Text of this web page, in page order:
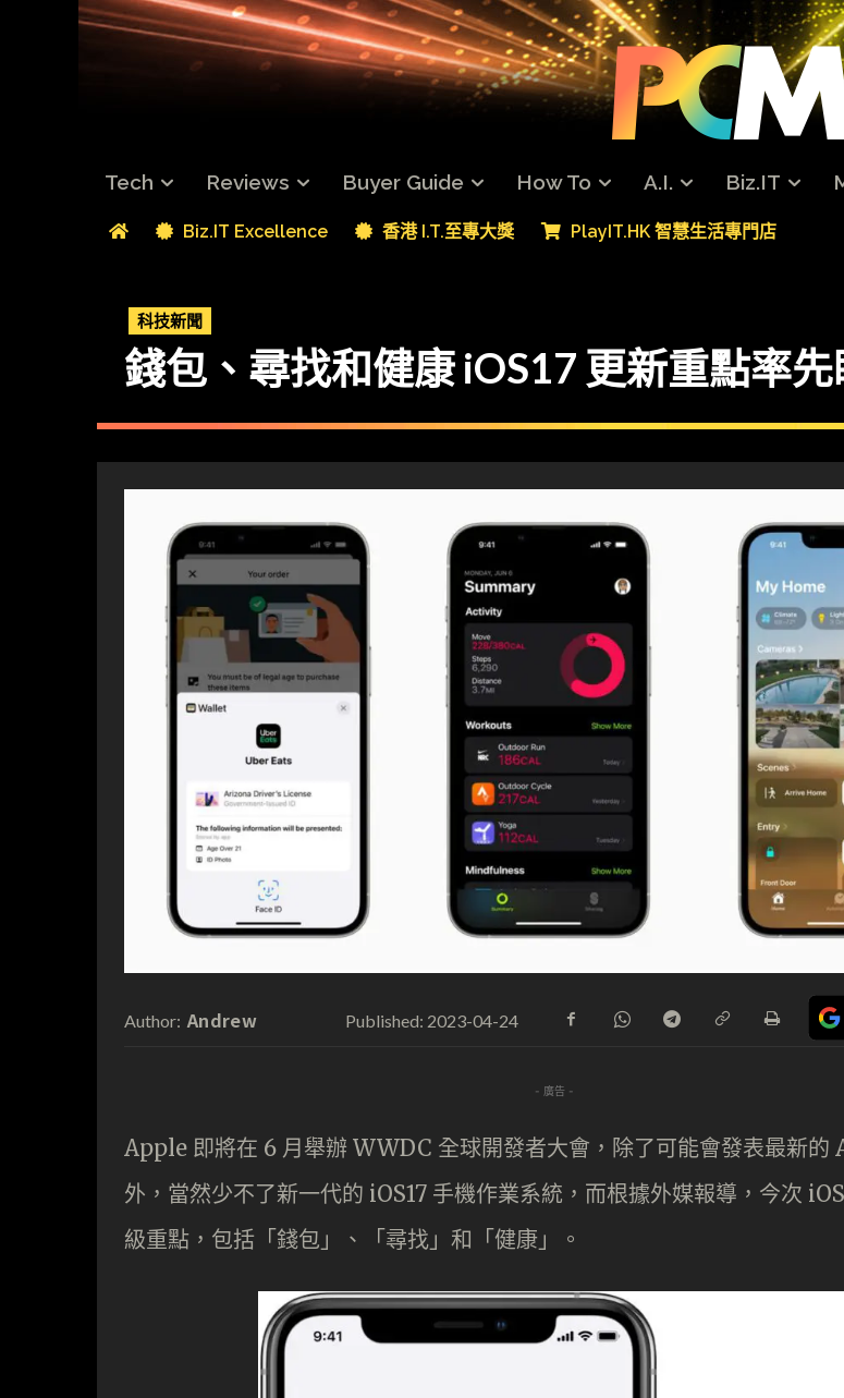
Tech Reviews Buyer Guide How To A.I. Biz.IT
Biz.IT Excellence 香港 I.T.至專大獎 PlayIT.HK 智慧生活專門店
科技新聞
錢包、尋找和健康 iOS17 更新重點率先
Author: Andrew Published: 2023-04-24
- 廣告 -
Apple 即將在 6 月舉辦 WWDC 全球開發者大會，除了可能會發表最新的
外，當然少不了新一代的 iOS17 手機作業系統，而根據外媒報導，今次
級重點，包括「錢包」、「尋找」和「健康」。